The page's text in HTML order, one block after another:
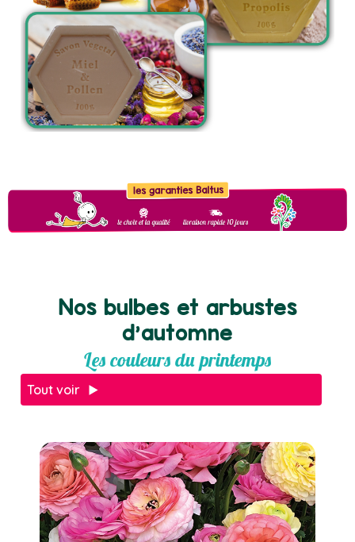
Nos bulbes et arbustes
d'automne
Les couleurs du printemps
Tout voir